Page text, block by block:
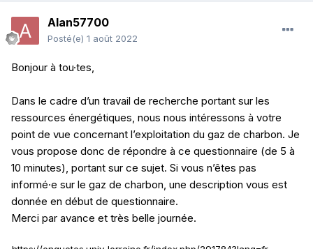
Alan57700
Posté(e) 1 août 2022
Bonjour à tou·tes,
Dans le cadre d’un travail de recherche portant sur les
ressources énergétiques, nous nous intéressons à votre
point de vue concernant l’exploitation du gaz de charbon. Je
vous propose donc de répondre à ce questionnaire (de 5 à
10 minutes), portant sur ce sujet. Si vous n’êtes pas
informé·e sur le gaz de charbon, une description vous est
donnée en début de questionnaire.
Merci par avance et très belle journée.